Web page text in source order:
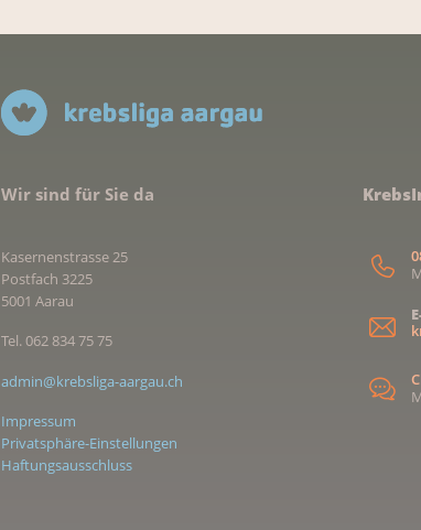
Wir sind für Sie da
Kasernenstrasse 25
Postfach 3225
5001 Aarau
Tel. 062 834 75 75
admin@krebsliga-aargau.ch
Impressum
Privatsphäre-Einstellungen
Haftungsausschluss